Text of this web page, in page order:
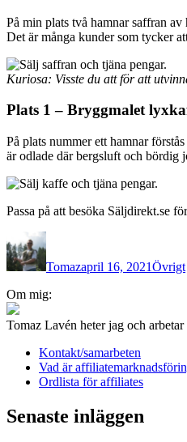
På min plats två hamnar saffran
Det är många kunder som tycker
Kuriosa: Visste du att för att
Plats 1 – Bryggmalet
På plats nummer ett hamnar
är odlade där bergsluft och bördig
Passa på att besöka Säljdirekt.se
Författare
Tomazapril 16, 2021Övrigt
Om mig:
Tomaz Lavén heter jag och
Kontakt/samarbeten
Vad är
Ordlista för affiliates
Senaste inläggen